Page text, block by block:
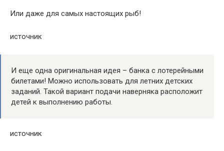
Или даже для самых настоящих рыб!
источник
И еще одна оригинальная идея – банка с лотерейными
билетами! Можно использовать для летних детских
заданий. Такой вариант подачи наверняка расположит
детей к выполнению работы.
источник